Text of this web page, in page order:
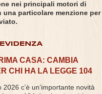
nei principali motori di
una particolare menzione per
CASA: CAMBIA
CHI HA LA LEGGE 104
2026 c’è un’importante novità